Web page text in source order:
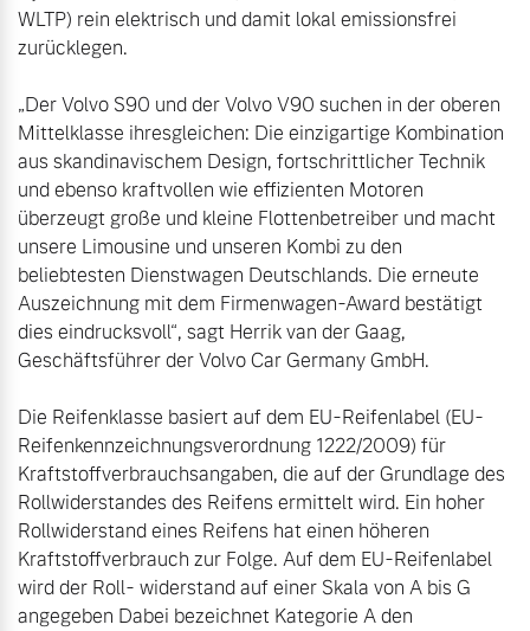
WLTP) rein elektrisch und damit lokal emissionsfrei
zurücklegen.
„Der Volvo S90 und der Volvo V90 suchen in der oberen
Mittelklasse ihresgleichen: Die einzigartige Kombination
aus skandinavischem Design, fortschrittlicher Technik
und ebenso kraftvollen wie effizienten Motoren
überzeugt große und kleine Flottenbetreiber und macht
unsere Limousine und unseren Kombi zu den
beliebtesten Dienstwagen Deutschlands. Die erneute
Auszeichnung mit dem Firmenwagen-Award bestätigt
dies eindrucksvoll“, sagt Herrik van der Gaag,
Die Reifenklasse basiert auf dem EU-Reifenlabel (EU-
Reifenkennzeichnungsverordnung 1222/2009) für
Kraftstoffverbrauchsangaben, die auf der Grundlage des
Rollwiderstandes des Reifens ermittelt wird. Ein hoher
Rollwiderstand eines Reifens hat einen höheren
Kraftstoffverbrauch zur Folge. Auf dem EU-Reifenlabel
wird der Roll- widerstand auf einer Skala von A bis G
angegeben Dabei bezeichnet Kategorie A den